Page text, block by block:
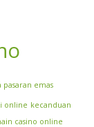
pasaran emas
online kecanduan
casino online